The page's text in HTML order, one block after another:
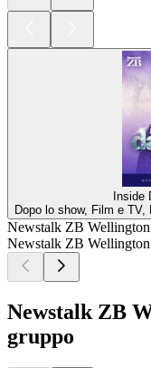
Inside
Dopo lo show, Film e
Newstalk ZB
Newstalk ZB
Newstalk ZB
gruppo